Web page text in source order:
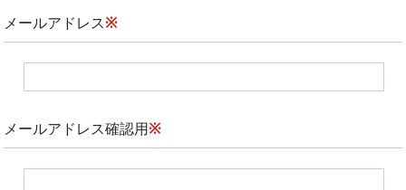
メールアドレス※
メールアドレス確認用※